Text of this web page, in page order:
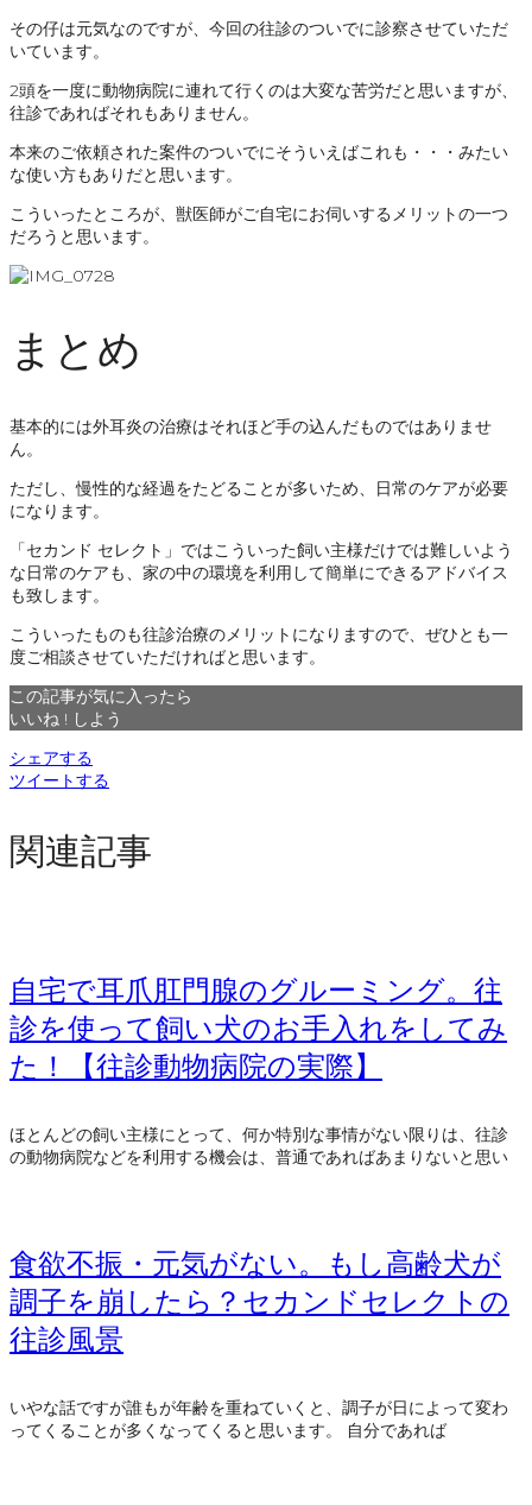
その仔は元気なのですが、今回の往診のついでに診察させていただ
いています。
2頭を一度に動物病院に連れて行くのは大変な苦労だと思いますが、
往診であればそれもありません。
本来のご依頼された案件のついでにそういえばこれも・・・みたい
な使い方もありだと思います。
こういったところが、獣医師がご自宅にお伺いするメリットの一つ
だろうと思います。
まとめ
基本的には外耳炎の治療はそれほど手の込んだものではありませ
ん。
ただし、慢性的な経過をたどることが多いため、日常のケアが必要
になります。
「セカンド セレクト」ではこういった飼い主様だけでは難しいよう
な日常のケアも、家の中の環境を利用して簡単にできるアドバイス
も致します。
こういったものも往診治療のメリットになりますので、ぜひとも一
度ご相談させていただければと思います。
この記事が気に入ったら
いいね ! しよう
シェアする
ツイートする
関連記事
自宅で耳爪肛門腺のグルーミング。往
診を使って飼い犬のお手入れをしてみ
た！【往診動物病院の実際】
ほとんどの飼い主様にとって、何か特別な事情がない限りは、往診
の動物病院などを利用する機会は、普通であればあまりないと思い
食欲不振・元気がない。もし高齢犬が
調子を崩したら？セカンドセレクトの
往診風景
いやな話ですが誰もが年齢を重ねていくと、調子が日によって変わ
ってくることが多くなってくると思います。 自分であれば